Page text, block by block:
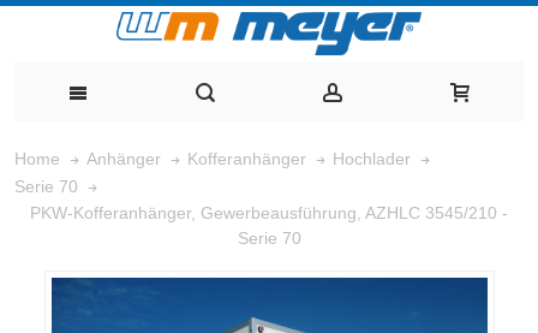
Home Anhänger Kofferanhänger
Hochlader
Serie 70
PKW-Kofferanhänger, Gewerbeausführung, AZHLC 3545/210 -
Serie 70